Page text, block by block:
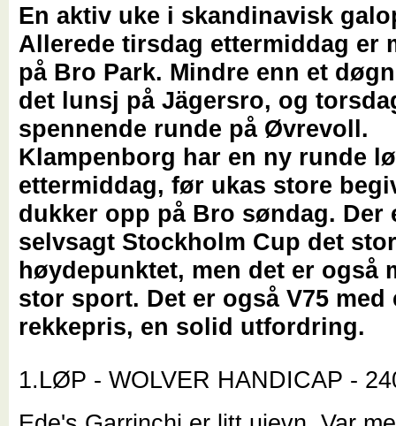
En aktiv uke i skandinavisk
Allerede tirsdag ettermiddag er
på Bro Park. Mindre enn et
det lunsj på Jägersro, og
spennende runde på Øvrevoll.
Klampenborg har en ny runde
ettermiddag, før ukas store
dukker opp på Bro søndag. Der
selvsagt Stockholm Cup det
høydepunktet, men det er også
stor sport. Det er også V75 med
rekkepris, en solid utfordring.
1.LØP - WOLVER HANDICAP -